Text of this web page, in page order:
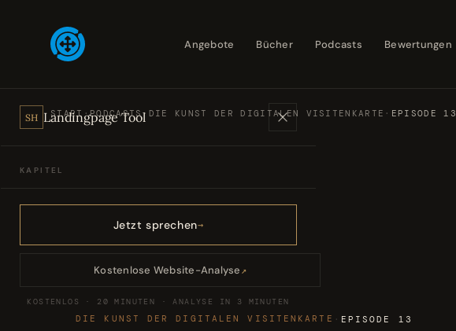
Angebote Bücher Podcasts Bewertungen
SH Landingpage Tool
KAPITEL
01 Angebote
Podcasts
Jetzt sprechen
Kostenlose Website-Analyse↗
KOSTENLOS · 20 MINUTEN · ANALYSE IN 3 MINUTEN
START ·PODCASTS· DIE KUNST DER DIGITALEN VISITENKARTE · EPISODE 13
DIE KUNST DER DIGITALEN VISITENKARTE · EPISODE 13